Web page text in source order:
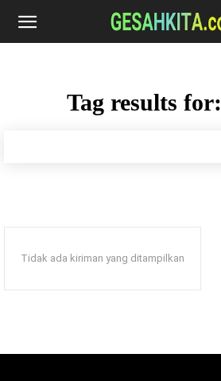
Tag results for:
Tidak ada kiriman yang ditampilkan